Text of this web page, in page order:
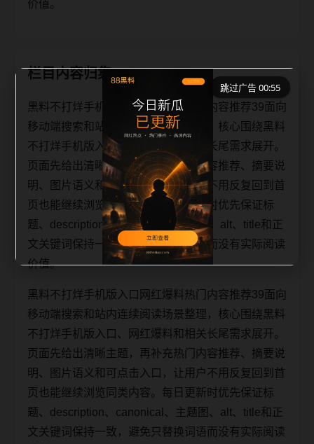
价值。
栏目内容归集
黑料不打烊手机版入口网红爆料热门内容推荐39面向
移动端搜索和站内连续阅读场景整理，核心围绕黑料
不打烊手机版入口、网红爆料和相关长尾需求展开。
页面先给出清晰主题，再补充热门内容推荐、摘要说
明、图片语义和可点击入口，让用户不用反复回到首
页也能继续浏览同类内容。每日更新时优先保证标
题、description、canonical、主题图、alt、title和正
文关键词保持一致，避免只替换词语而没有实际阅读
价值。
黑料不打烊手机版入口网红爆料热门内容推荐39面向
移动端搜索和站内连续阅读场景整理，核心围绕黑料
不打烊手机版入口、网红爆料和相关长尾需求展开。
页面先给出清晰主题，再补充热门内容推荐、摘要说
明、图片语义和可点击入口，让用户不用反复回到首
页也能继续浏览同类内容。每日更新时优先保证标
题、description、canonical、主题图、alt、title和正
文关键词保持一致，避免只替换词语而没有实际阅读
跳过广告 00:55